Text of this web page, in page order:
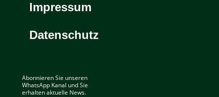
Impressum
Datenschutz
Abonnieren Sie unseren
WhatsApp Kanal und Sie
erhalten aktuelle News.